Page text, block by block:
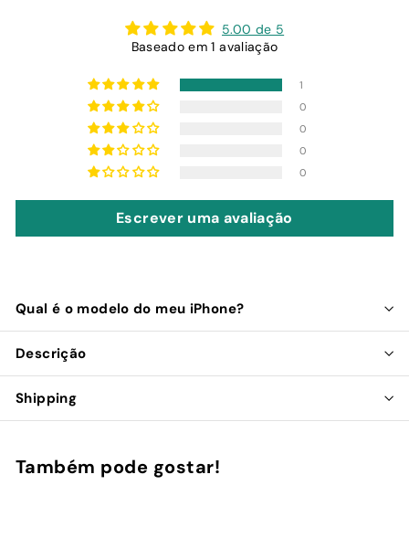
5.00 de 5
Baseado em 1 avaliação
1
0
0
0
0
Escrever uma avaliação
Qual é o modelo do meu iPhone?
Descrição
Shipping
Também pode gostar!